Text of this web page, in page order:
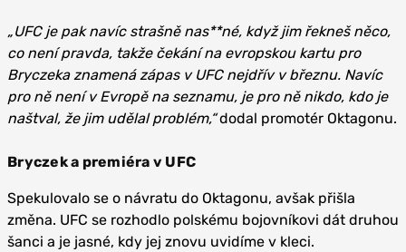
„UFC je pak navíc strašně nas**né, když jim řekneš něco,
co není pravda, takže čekání na evropskou kartu pro
Bryczeka znamená zápas v UFC nejdřív v březnu. Navíc
pro ně není v Evropě na seznamu, je pro ně nikdo, kdo je
naštval, že jim udělal problém,“dodal promotér Oktagonu.
Bryczek a premiéra v UFC
Spekulovalo se o návratu do Oktagonu, avšak přišla
změna. UFC se rozhodlo polskému bojovníkovi dát druhou
šanci a je jasné, kdy jej znovu uvidíme v kleci.